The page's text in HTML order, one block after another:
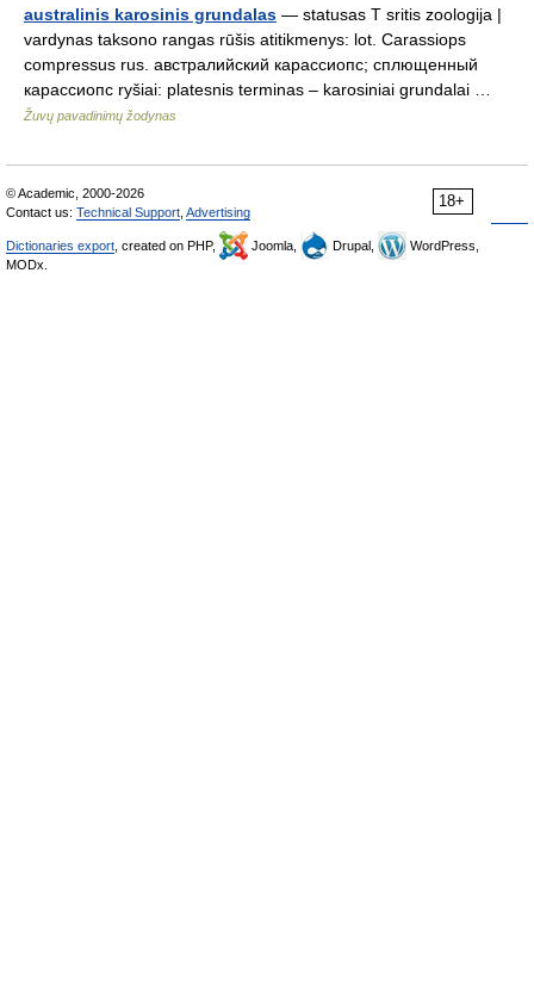
australinis karosinis grundalas — statusas T sritis zoologija |
vardynas taksono rangas rūšis atitikmenys: lot. Carassiops
compressus rus. австралийский карассиопс; сплющенный
карассиопс ryšiai: platesnis terminas – karosiniai grundalai …
Žuvų pavadinimų žodynas
18+
© Academic, 2000-2026
Contact us: Technical Support Advertising
Dictionaries export , created on PHP, Joomla, Drupal,
WordPress,
MODx.